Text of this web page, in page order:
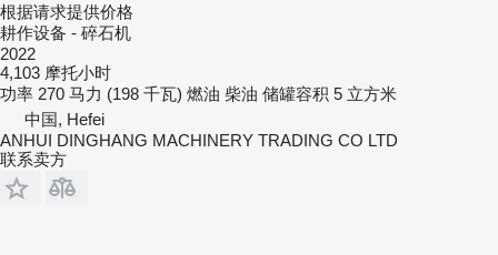
根据请求提供价格
耕作设备 - 碎石机
2022
4,103 摩托小时
功率 270 马力 (198 千瓦) 燃油 柴油 储罐容积 5 立方米
中国, Hefei
ANHUI DINGHANG MACHINERY TRADING CO LTD
联系卖方